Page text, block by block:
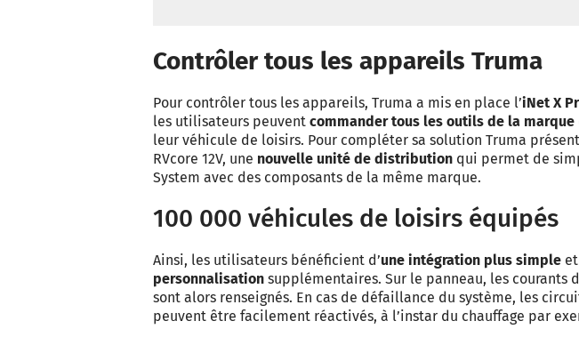
Contrôler tous les appareils Truma
Pour contrôler tous les appareils, Truma a mis en place l’iNet X
les utilisateurs peuvent commander tous les outils de la marque
leur véhicule de loisirs. Pour compléter sa solution Truma
RVcore 12V, une nouvelle unité de distribution qui permet de
System avec des composants de la même marque.
100 000 véhicules de loisirs équipés
Ainsi, les utilisateurs bénéficient d’une intégration plus simple
personnalisation supplémentaires. Sur le panneau, les courants
sont alors renseignés. En cas de défaillance du système, les
peuvent être facilement réactivés, à l’instar du chauffage par